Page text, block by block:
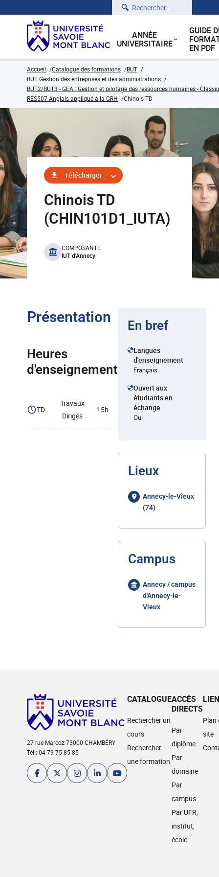
Rechercher
ANNÉE
UNIVERSITAIRE
GUIDE
EN PDF
Accueil Catalogue des formations
BUT
BUT Gestion des entreprises et des administrations
BUT2/BUT3 - GEA : Gestion et pilotage des ressources humaines -
RES507 Anglais appliqué à la GRH
Chinois TD
Télécharger
Chinois TD
(CHIN101D1_IUTA)
benefits
COMPOSANTE
IUT d'Annecy
Présentation
Heures
d'enseignement
TD
Travaux
Dirigés
15h
En bref
Langues
d'enseignement
Français
Ouvert aux
étudiants en
échange
Oui
Lieux
Annecy-le-Vieux
(74)
Campus
Annecy / campus
d'Annecy-le-
Vieux
27 rue Marcoz 73000 CHAMBÉRY
Tél : 04 79 75 85 85
CATALOGUE
Rechercher un
cours
Rechercher
une formation
ACCÈS
DIRECTS
Par
diplôme
Par
domaine
Par
campus
Par UFR,
institut,
école
Plan
site